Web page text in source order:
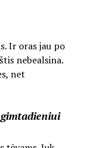
Ir oras jau po
nebealsina.
net